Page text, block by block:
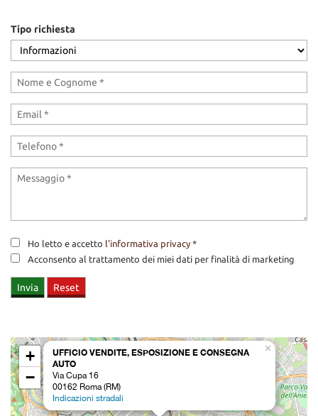
Tipo richiesta
Ho letto e accetto l'informativa privacy *
Acconsento al trattamento dei miei dati per finalità di marketing
UFFICIO VENDITE, ESPOSIZIONE E CONSEGNA
AUTO
Via Cupa 16
00162 Roma (RM)
Indicazioni stradali
×
+
−